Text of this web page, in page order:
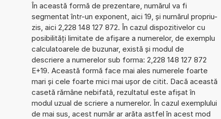
În această formă de prezentare, numărul va fi
segmentat într-un exponent, aici 19, și numărul propriu-
zis, aici 2,228 148 127 872. În cazul dispozitivelor cu
posibilități limitate de afișare a numerelor, de exemplu
calculatoarele de buzunar, există și modul de
descriere a numerelor sub forma: 2,228 148 127 872
E+19. Această formă face mai ales numerele foarte
mari și cele foarte mici mai ușor de citit. Dacă această
casetă rămâne nebifată, rezultatul este afișat în
modul uzual de scriere a numerelor. În cazul exemplului
de mai sus, acest număr ar arăta astfel în acest mod